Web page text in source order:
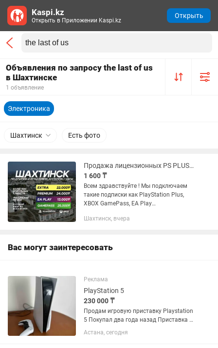
Объявления по запросу the last of us
в Шахтинске
1 объявление
Электроника
Шахтинск Есть фото
Продажа лицензионных PS PLUS игр на PS4, PS5 FIFA UFC GTA ПС4 ПС5 FC25 Xbox
1 600 ₸
Всем здравствуйте ! Мы подключаем
такие подписки как PlayStation Plus,
XBOX GamePass, EA Play
XBOX STORE: FC25, WUKONG, ASTRO
Шахтинск, вчера
Вас могут заинтересовать
Реклама
PlayStation 5
230 000 ₸
Продам игровую приставку Playstation
5 Покупал два года назад Приставка и
джойстик полностью в исправном
состоянии Не вскрывалась и на
Астана, сегодня
Kaspi.kz
Открыть в Приложении Kaspi.kz
Открыть